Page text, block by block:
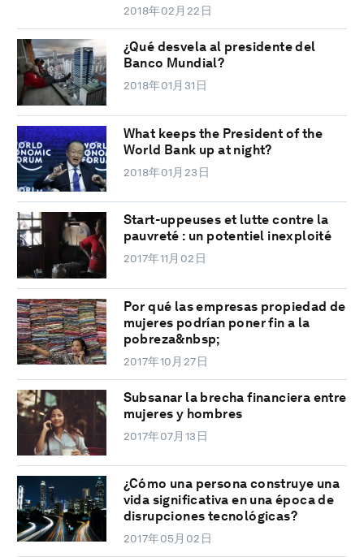
2018年02月22日
¿Qué desvela al presidente del
Banco Mundial?
2018年01月31日
What keeps the President of the
World Bank up at night?
2018年01月23日
Start-uppeuses et lutte contre la
pauvreté : un potentiel inexploité
2017年11月02日
Por qué las empresas propiedad de
mujeres podrían poner fin a la
pobreza&nbsp;
2017年10月27日
Subsanar la brecha financiera entre
mujeres y hombres
2017年07月13日
¿Cómo una persona construye una
vida significativa en una época de
disrupciones tecnológicas?
2017年05月02日